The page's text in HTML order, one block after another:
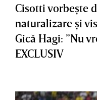
Cisotti vorbeşte
naturalizare şi
Gică Hagi: ”Nu
EXCLUSIV